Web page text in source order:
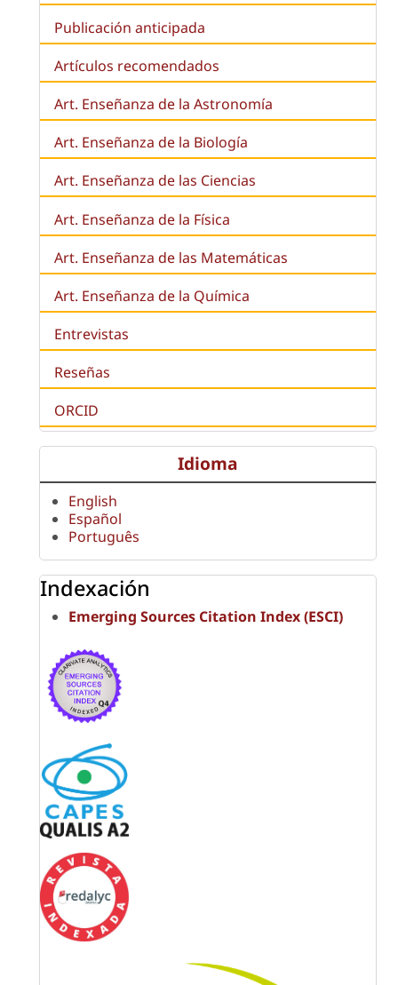
Publicación anticipada
Artículos recomendados
Art. Enseñanza de la Astronomía
Art. Enseñanza de la Biología
Art. Enseñanza de las Ciencias
Art. Enseñanza de la Física
Art. Enseñanza de las Matemáticas
Art. Enseñanza de la Química
Entrevistas
Reseñas
ORCID
Idioma
English
Español
Português
Indexación
Emerging Sources Citation Index (ESCI)